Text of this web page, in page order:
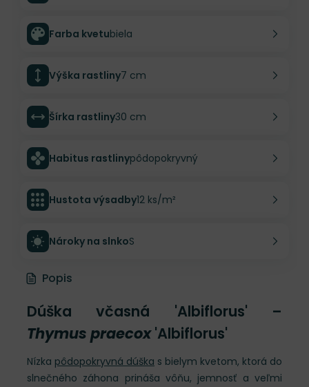
Farba kvetubiela
Výška rastliny7 cm
Šírka rastliny30 cm
Habitus rastlinypôdopokryvný
Hustota výsadby12 ks/m²
Nároky na slnkoS
Popis
Dúška včasná 'Albiflorus' –
Thymus praecox'Albiflorus'
Nízka pôdopokryvná dúška s bielym kvetom, ktorá do
slnečného záhona prináša vôňu, jemnosť a veľmi